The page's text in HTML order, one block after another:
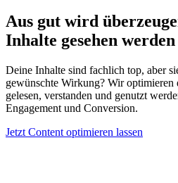
Aus gut wird
Inhalte gesehen werden
Deine Inhalte sind fachlich top, aber
gewünschte Wirkung? Wir optimieren
gelesen, verstanden und genutzt
Engagement und Conversion.
Jetzt Content optimieren lassen